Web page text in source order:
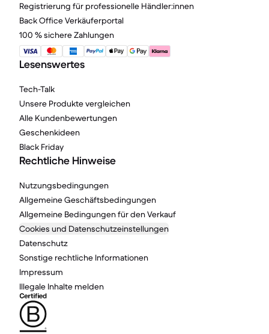
Registrierung für professionelle Händler:innen
Back Office Verkäuferportal
100 % sichere Zahlungen
Lesenswertes
Tech-Talk
Unsere Produkte vergleichen
Alle Kundenbewertungen
Geschenkideen
Black Friday
Rechtliche Hinweise
Nutzungsbedingungen
Allgemeine Geschäftsbedingungen
Allgemeine Bedingungen für den Verkauf
Cookies und Datenschutzeinstellungen
Datenschutz
Sonstige rechtliche Informationen
Impressum
Illegale Inhalte melden